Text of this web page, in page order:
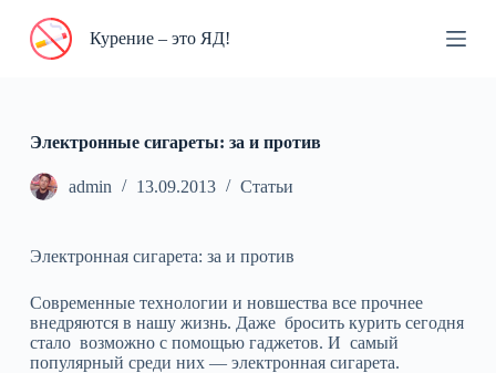
П
и
Курение – это ЯД!
Электронные сигареты: за и против
admin 13.09.2013 Статьи
Электронная сигарета: за и против
Современные технологии и новшества все прочнее
внедряются в нашу жизнь. Даже бросить курить сегодня
стало возможно с помощью гаджетов. И самый
популярный среди них — электронная сигарета.